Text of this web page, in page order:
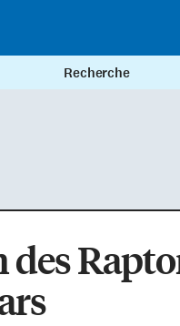
Recherche
des